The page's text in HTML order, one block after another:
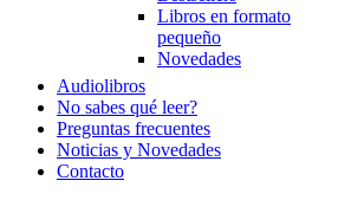
Libros en formato
pequeño
Novedades
Audiolibros
No sabes qué leer?
Preguntas frecuentes
Noticias y Novedades
Contacto